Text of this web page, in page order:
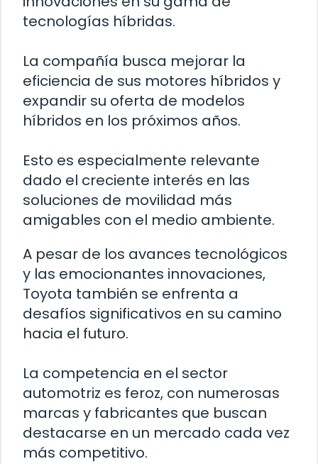
tecnologías híbridas.
La compañía busca mejorar la
eficiencia de sus motores híbridos y
expandir su oferta de modelos
híbridos en los próximos años.
Esto es especialmente relevante
dado el creciente interés en las
soluciones de movilidad más
amigables con el medio ambiente.
A pesar de los avances tecnológicos
y las emocionantes innovaciones,
Toyota también se enfrenta a
desafíos significativos en su camino
hacia el futuro.
La competencia en el sector
automotriz es feroz, con numerosas
marcas y fabricantes que buscan
destacarse en un mercado cada vez
más competitivo.